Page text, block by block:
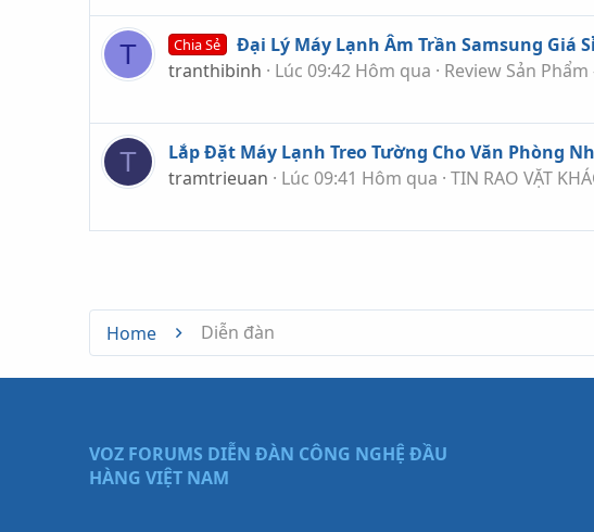
T Chia Sẻ
Đại Lý Máy Lạnh Âm Trần Samsung Giá
tranthibinh
Lúc 09:42 Hôm qua Review Sản Phẩm
T
Lắp Đặt Máy Lạnh Treo Tường Cho Văn Phòng
tramtrieuan
Lúc 09:41 Hôm qua TIN RAO VẶT
Home Diễn đàn
VOZ FORUMS DIỄN ĐÀN CÔNG NGHỆ ĐẦU
HÀNG VIỆT NAM